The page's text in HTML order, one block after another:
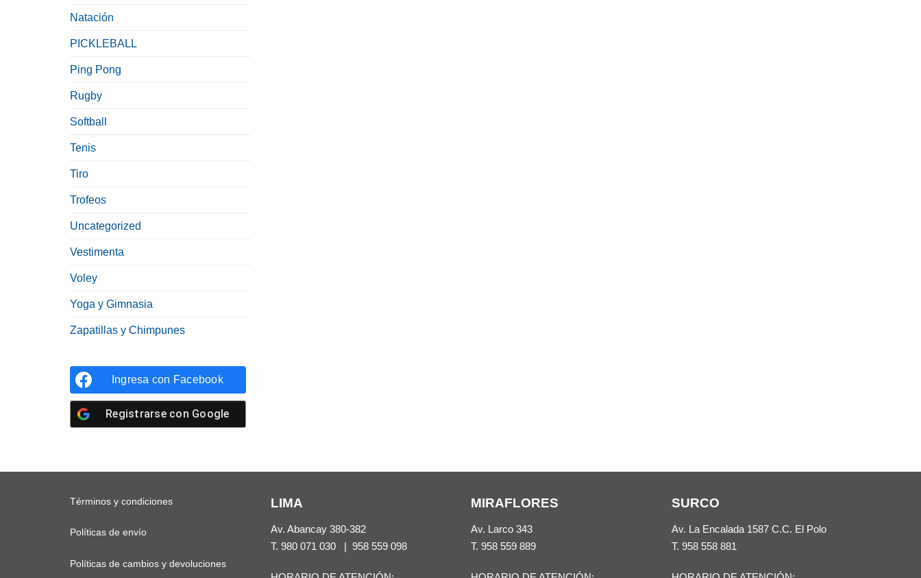
Natación
PICKLEBALL
Ping Pong
Rugby
Softball
Tenis
Tiro
Trofeos
Uncategorized
Vestimenta
Voley
Yoga y Gimnasia
Zapatillas y Chimpunes
Ingresa con Facebook
Registrarse con Google
Términos y condiciones
Políticas de envío
Políticas de cambios y devoluciones
LIMA
Av. Abancay 380-382
T. 980 071 030| 958 559 098
MIRAFLORES
Av. Larco 343
T. 958 559 889
SURCO
Av. La Encalada 1587 C.C. El Polo
T. 958 558 881